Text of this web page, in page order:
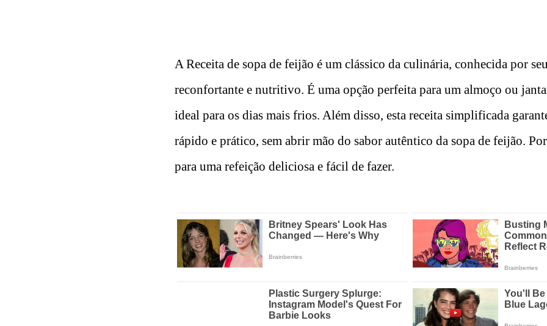
A Receita de sopa de feijão é um clássico da culinária, conhecida por
reconfortante e nutritivo. É uma opção perfeita para um almoço ou
ideal para os dias mais frios. Além disso, esta receita simplificada
rápido e prático, sem abrir mão do sabor autêntico da sopa de feijão.
para uma refeição deliciosa e fácil de fazer.